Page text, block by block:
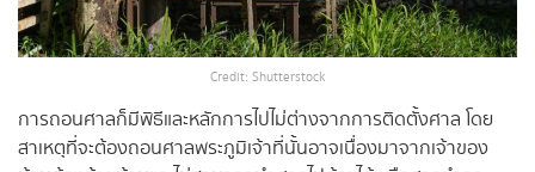
Credit: Shutterstock
การถอนศาลก็มีพิธีและหลักการไปไม่ต่างจากการติดตั้งศาล โดย
สาเหตุที่จะต้องถอนศาลพระภูมิเจ้าที่นั้นอาจเนื่องมาจากเจ้าของ